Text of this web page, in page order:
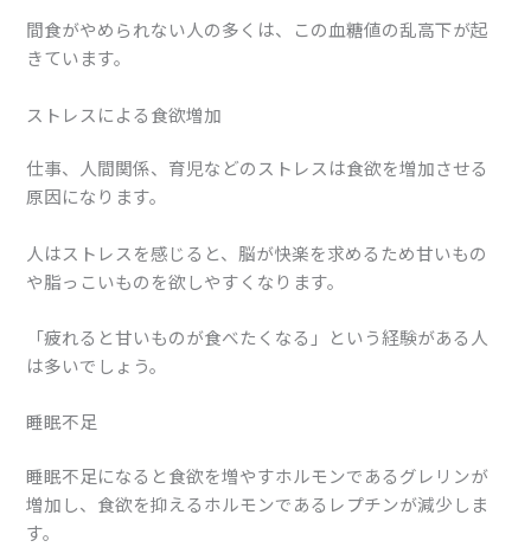
間食がやめられない人の多くは、この血糖値の乱高下が起
きています。
ストレスによる食欲増加
仕事、人間関係、育児などのストレスは食欲を増加させる
原因になります。
人はストレスを感じると、脳が快楽を求めるため甘いもの
や脂っこいものを欲しやすくなります。
「疲れると甘いものが食べたくなる」という経験がある人
は多いでしょう。
睡眠不足
睡眠不足になると食欲を増やすホルモンであるグレリンが
増加し、食欲を抑えるホルモンであるレプチンが減少しま
す。